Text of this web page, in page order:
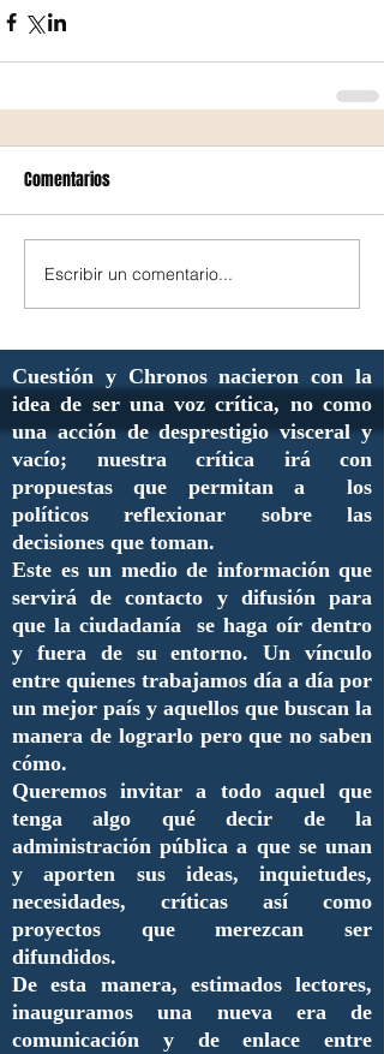
Comentarios
Escribir un comentario...
Cuestión y Chronos nacieron con la
idea de ser una voz crítica, no como
una acción de desprestigio visceral y
vacío; nuestra crítica irá con
propuestas que permitan a los
políticos reflexionar sobre las
decisiones que toman.
Este es un medio de información que
servirá de contacto y difusión para
que la ciudadanía se haga oír dentro
y fuera de su entorno. Un vínculo
entre quienes trabajamos día a día por
un mejor país y aquellos que buscan la
manera de lograrlo pero que no saben
cómo.
Queremos invitar a todo aquel que
tenga algo qué decir de la
administración pública a que se unan
y aporten sus ideas, inquietudes,
necesidades, críticas así como
proyectos que merezcan ser
difundidos.
De esta manera, estimados lectores,
inauguramos una nueva era de
comunicación y de enlace entre